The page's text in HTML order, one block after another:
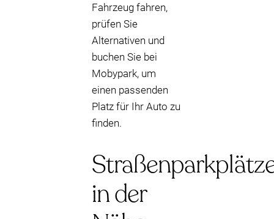
Fahrzeug fahren,
prüfen Sie
Alternativen und
buchen Sie bei
Mobypark, um
einen passenden
Platz für Ihr Auto zu
finden.
in der